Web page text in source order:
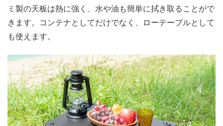
ミ製の天板は熱に強く、水や油も簡単に拭き取ることがで
きます。コンテナとしてだけでなく、ローテーブルとして
も使えます。